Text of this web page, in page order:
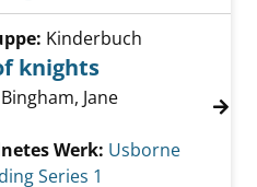
Kinderbuch
knights
Bingham, Jane
Werk: Usborne
Series 1